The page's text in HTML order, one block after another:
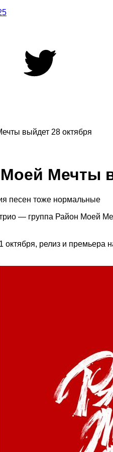
выйдет 28 октября
Мечты
песен тоже нормальные
— группа Район Моей
октября, релиз и